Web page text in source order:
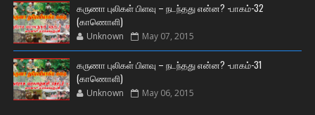
கருணா புலிகள் பிளவு – நடந்தது என்ன? -பாகம்-32
(காணொளி)
Unknown May 07, 2015
கருணா புலிகள் பிளவு – நடந்தது என்ன? -பாகம்-31
(காணொளி)
Unknown May 06, 2015